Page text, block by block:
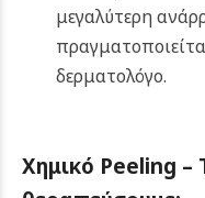
μεγαλύτερη
δερματολόγο.
Χημικό Peeling –